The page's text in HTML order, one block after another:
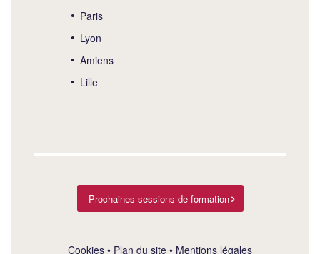
Paris
Lyon
Amiens
Lille
Prochaines sessions de formation
Cookies • Plan du site • Mentions légales